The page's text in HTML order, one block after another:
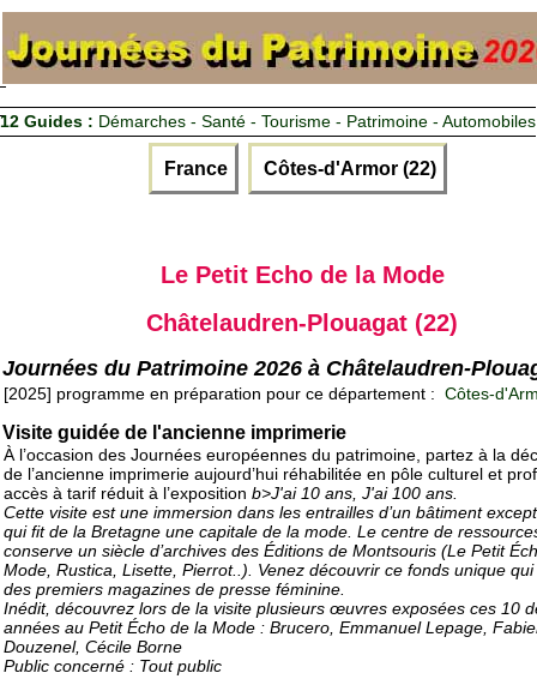
12 Guides : Démarches - Santé - Tourisme - Patrimoine - Automobiles
France Côtes-d'Armor (22)
Le Petit Echo de la Mode
Châtelaudren-Plouagat (22)
Journées du Patrimoine 2026 à Châtelaudren-
[2025] programme en préparation pour ce département : Côtes-
Visite guidée de l'ancienne imprimerie
À l’occasion des Journées européennes du patrimoine, partez à la
de l’ancienne imprimerie aujourd’hui réhabilitée en pôle culturel et
accès à tarif réduit à l’exposition b>J'ai 10 ans, J'ai 100 ans.
Cette visite est une immersion dans les entrailles d’un bâtiment
qui fit de la Bretagne une capitale de la mode. Le centre de
conserve un siècle d’archives des Éditions de Montsouris (Le Petit
Mode, Rustica, Lisette, Pierrot..). Venez découvrir ce fonds unique qui
des premiers magazines de presse féminine.
Inédit, découvrez lors de la visite plusieurs œuvres exposées ces 10
années au Petit Écho de la Mode : Brucero, Emmanuel Lepage,
Douzenel, Cécile Borne
Public concerné : Tout public